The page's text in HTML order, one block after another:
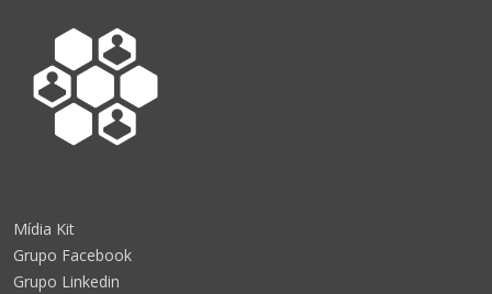
Mídia Kit
Grupo Facebook
Grupo Linkedin